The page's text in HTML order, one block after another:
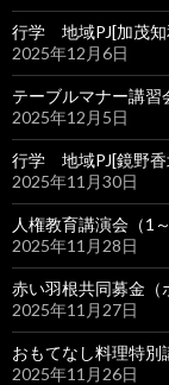
行学 地域PJ[加茂知
2025年12月6日
テーブルマナー講習
2025年12月5日
行学 地域PJ[鏡野香
2025年11月30日
人権教育講演会（1～
2025年11月28日
赤い羽根共同募金（
2025年11月27日
おもてなし料理特別
2025年11月26日